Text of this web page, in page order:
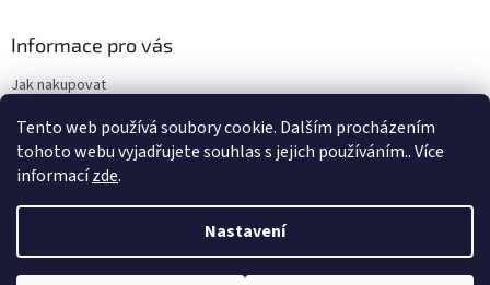
Tento web používá soubory cookie. Dalším procházením
tohoto webu vyjadřujete souhlas s jejich používáním.. Více
informacízde.
Nastavení
Informace pro vás
Jak nakupovat
Podmínky ochrany osobních údajů
Vytvořil Shoptet